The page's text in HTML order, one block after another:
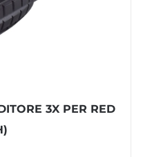
3X PER RED